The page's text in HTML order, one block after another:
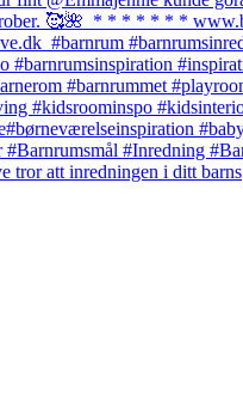
tror att inredningen i ditt barns